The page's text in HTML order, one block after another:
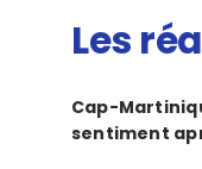
Les
Cap-
sentiment